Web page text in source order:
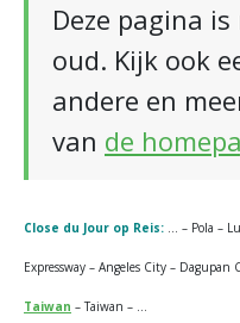
Deze pagina
oud. Kijk ook
andere en
van de
Close du Jour op Reis: … – Pola –
Expressway – Angeles City – Dagupan
Taiwan – Taiwan – …